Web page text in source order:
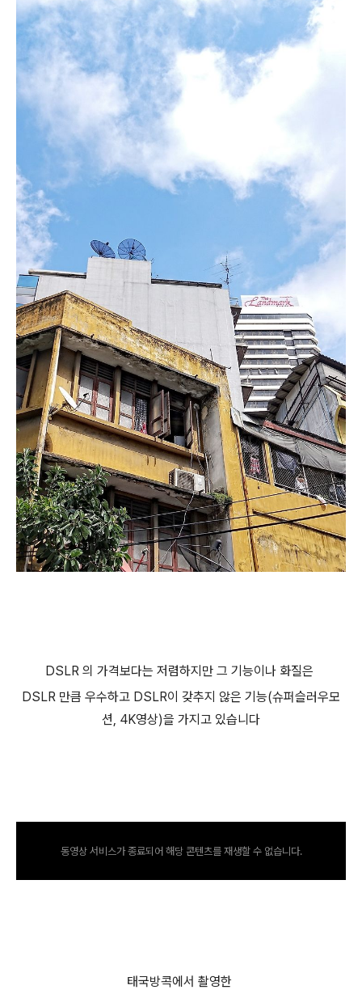
DSLR 의 가격보다는 저렴하지만 그 기능이나 화질은
DSLR 만큼 우수하고 DSLR이 갖추지 않은 기능(슈퍼슬러우모
션, 4K영상)을 가지고 있습니다
동영상 서비스가 종료되어 해당 콘텐츠를 재생할 수 없습니다.
태국방콕에서 촬영한